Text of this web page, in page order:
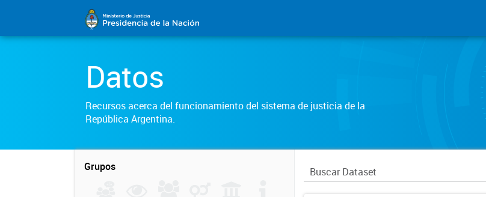
Datos
Recursos acerca del funcionamiento del sistema de justicia de la
República Argentina.
Grupos